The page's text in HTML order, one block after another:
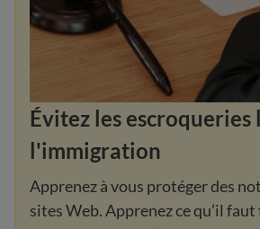
Évitez les escroqueries
l'immigration
Apprenez à vous protéger des
sites Web. Apprenez ce qu’il